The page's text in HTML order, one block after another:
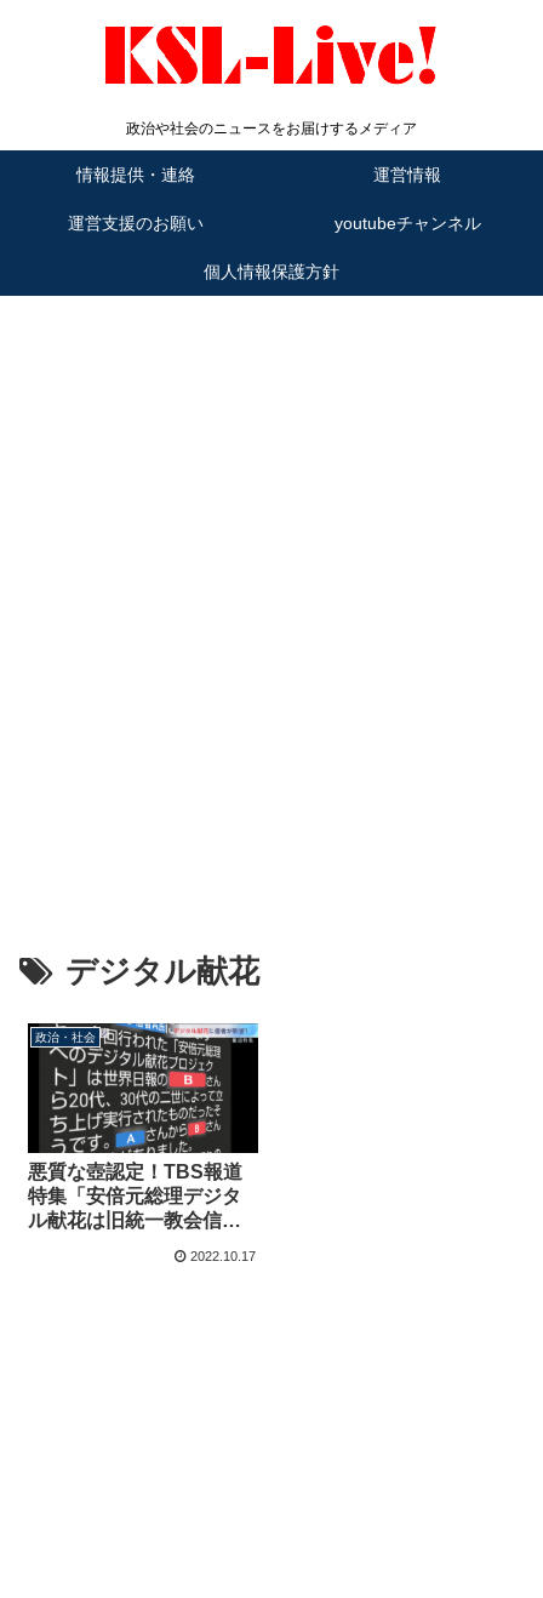
政治や社会のニュースをお届けするメディア
情報提供・連絡 運営情報
運営支援のお願い youtubeチャンネル
個人情報保護方針
デジタル献花
政治・社会
悪質な壺認定！TBS報道
特集「安倍元総理デジタ
ル献花は旧統一教会信者
もとに決めつけ取材、公
2022.10.17